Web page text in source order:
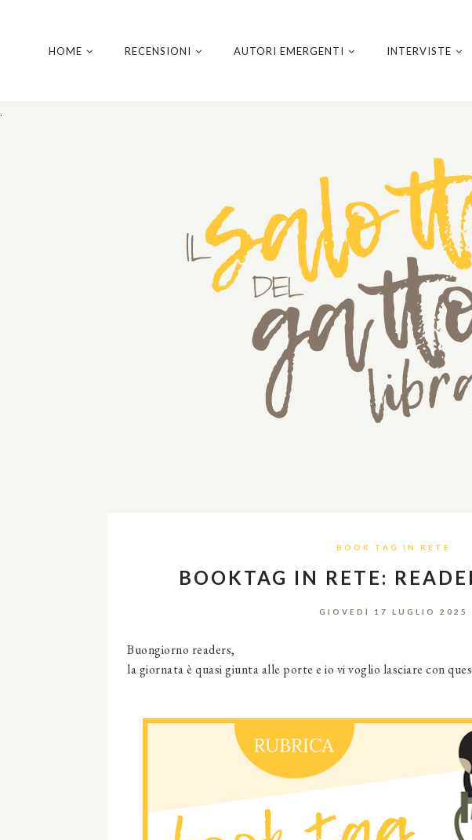
.
HOME RECENSIONI AUTORI EMERGENTI INTERVISTE
BOOK TAG IN RETE
BOOKTAG IN RETE:
GIOVEDÌ 17 LUGLIO 2025
Buongiorno readers,
la giornata è quasi giunta alle porte e io vi voglio lasciare con